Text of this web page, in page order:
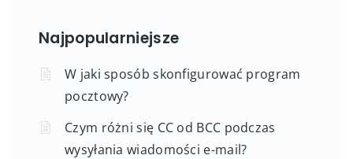
Najpopularniejsze
W jaki sposób skonfigurować program
pocztowy?
Czym różni się CC od BCC podczas
wysyłania wiadomości e-mail?